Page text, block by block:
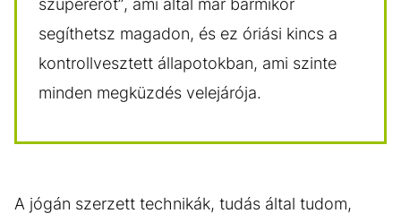
szupererőt”, ami által már bármikor
segíthetsz magadon, és ez óriási kincs a
kontrollvesztett állapotokban, ami szinte
minden megküzdés velejárója.
A jógán szerzett technikák, tudás által tudom,